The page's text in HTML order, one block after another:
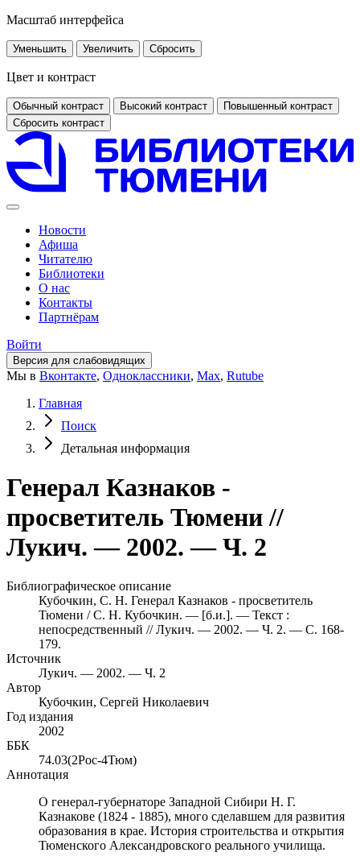
Масштаб интерфейса
Уменьшить Увеличить Сбросить
Цвет и контраст
Обычный контраст Высокий контраст
Повышенный контраст
Сбросить контраст
Новости
Афиша
Читателю
Библиотеки
О нас
Контакты
Партнёрам
Войти
Версия для слабовидящих
Мы в Вконтакте, Одноклассники, Max, Rutube
Главная
Поиск
Детальная информация
Генерал Казнаков -
просветитель Тюмени //
Лукич. — 2002. — Ч. 2
Библиографическое описание
Кубочкин, С. Н. Генерал Казнаков - просветитель
Тюмени / С. Н. Кубочкин. — [б.и.]. — Текст :
непосредственный // Лукич. — 2002. — Ч. 2. — С. 168-
179.
Источник
Лукич. — 2002. — Ч. 2
Автор
Кубочкин, Сергей Николаевич
Год издания
2002
ББК
74.03(2Рос-4Тюм)
Аннотация
О генерал-губернаторе Западной Сибири Н. Г.
Казнакове (1824 - 1885), много сделавшем для развития
образования в крае. История строительства и открытия
Тюменского Александровского реального училища.